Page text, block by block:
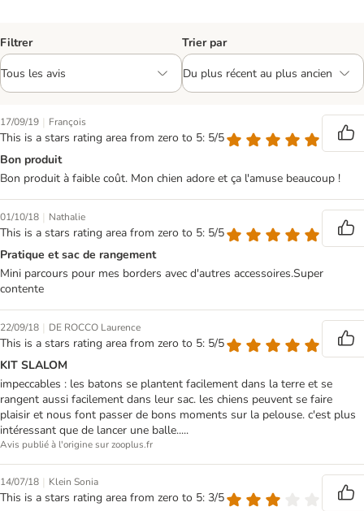
Filtrer Trier par
17/09/19 | François
This is a stars rating area from zero to 5: 5/5
Bon produit
Bon produit à faible coût. Mon chien adore et ça l'amuse beaucoup !
01/10/18 | Nathalie
This is a stars rating area from zero to 5: 5/5
Pratique et sac de rangement
Mini parcours pour mes borders avec d'autres accessoires.Super
contente
22/09/18 | DE ROCCO Laurence
This is a stars rating area from zero to 5: 5/5
KIT SLALOM
impeccables : les batons se plantent facilement dans la terre et se
rangent aussi facilement dans leur sac. les chiens peuvent se faire
plaisir et nous font passer de bons moments sur la pelouse. c'est plus
intéressant que de lancer une balle.....
Avis publié à l'origine sur zooplus.fr
14/07/18 | Klein Sonia
This is a stars rating area from zero to 5: 3/5